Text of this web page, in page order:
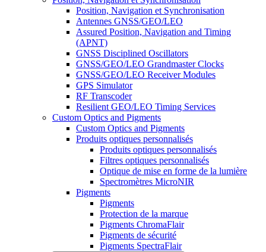
Position, Navigation et Synchronisation
Antennes GNSS/GEO/LEO
Assured Position, Navigation and Timing
(APNT)
GNSS Disciplined Oscillators
GNSS/GEO/LEO Grandmaster Clocks
GNSS/GEO/LEO Receiver Modules
GPS Simulator
RF Transcoder
Resilient GEO/LEO Timing Services
Custom Optics and Pigments
Custom Optics and Pigments
Produits optiques personnalisés
Produits optiques personnalisés
Filtres optiques personnalisés
Optique de mise en forme de la lumière
Spectromètres MicroNIR
Pigments
Pigments
Protection de la marque
Pigments ChromaFlair
Pigments de sécurité
Pigments SpectraFlair